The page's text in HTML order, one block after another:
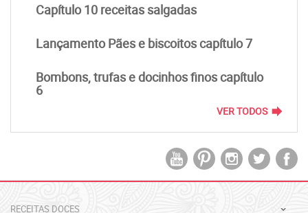
Capítulo 10 receitas salgadas
Lançamento Pães e biscoitos capítulo 7
Bombons, trufas e docinhos finos capítulo
6
VER TODOS forward
RECEITAS DOCES